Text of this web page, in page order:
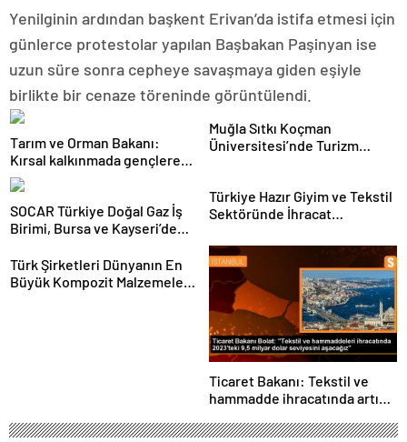
Yenilginin ardından başkent Erivan’da istifa etmesi için
günlerce protestolar yapılan Başbakan Paşinyan ise
uzun süre sonra cepheye savaşmaya giden eşiyle
birlikte bir cenaze töreninde görüntülendi.
Tarım ve Orman Bakanı:
Kırsal kalkınmada gençlere
ve kadınlara pozitif ayrımcılık
yapıyoruz
Muğla Sıtkı Koçman
Üniversitesi’nde Turizm
SOCAR Türkiye Doğal Gaz İş
Birimi, Bursa ve Kayseri’de
Türkiye Hazır Giyim ve Tekstil
Sektöründe İhracat
Türk Şirketleri Dünyanın En
Büyük Kompozit Malzemeler
Ticaret Bakanı: Tekstil ve
hammadde ihracatında artış